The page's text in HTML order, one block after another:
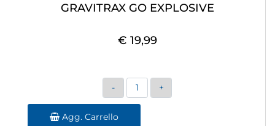
GRAVITRAX GO EXPLOSIVE
€ 19,99
Quantità
Agg. Carrello